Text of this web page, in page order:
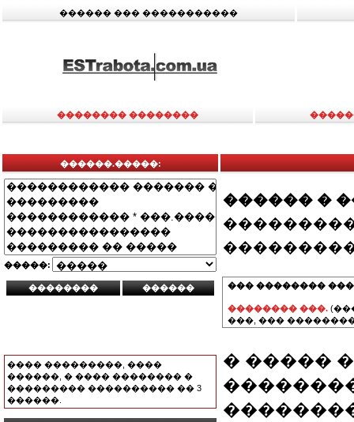
������ ��� �����������
�������� ��������
������.�����:
�����:
���� ���������, ����
������, � ���� �������� �
��������� ���������� �� 3
������.
������ �
��� ��������
�������� ���.
���, ���
� �����